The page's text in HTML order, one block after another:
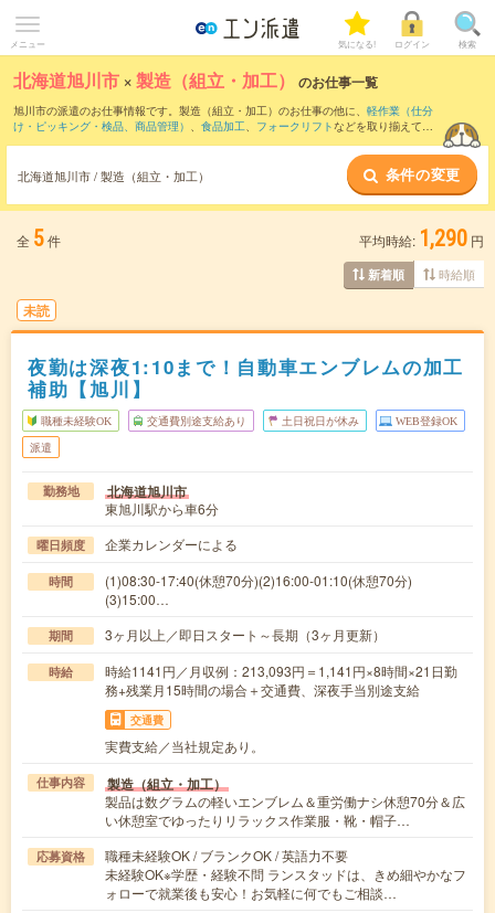
メニュー 気になる! ログイン 検索
北海道旭川市 ×製造（組立・加工） のお仕事一覧
旭川市の派遣のお仕事情報です。製造（組立・加工）のお仕事の他に、 軽作業（仕分
け・ピッキング・検品、商品管理） 、 食品加工、 フォークリフトなどを取り揃えてい
製造（組立・加工）のお仕事とは？とは？
北海道旭川市 / 製造（組立・加工） 条件の変更
全 5件 平均時給: 1,290 円
新着順 時給順
未読
夜勤は深夜1:10まで！自動車エンブレムの加工
補助【旭川】
職種未経験OK 交通費別途支給あり 土日祝日が休み WEB登録OK
派遣
勤務地 北海道旭川市
東旭川駅から車6分
曜日頻度 企業カレンダーによる
時間
(1)08:30-17:40(休憩70分)(2)16:00-01:10(休憩70分)
(3)15:00…
期間 3ヶ月以上／即日スタート～長期（3ヶ月更新）
時給
時給1141円／月収例：213,093円＝1,141円×8時間×21日勤
務+残業月15時間の場合＋交通費、深夜手当別途支給
交通費
実費支給／当社規定あり。
仕事内容 製造（組立・加工）
製品は数グラムの軽いエンブレム＆重労働ナシ休憩70分＆広
い休憩室でゆったりリラックス作業服・靴・帽子…
応募資格
職種未経験OK / ブランクOK / 英語力不要
未経験OK※学歴・経験不問 ランスタッドは、きめ細やかなフ
ォローで就業後も安心！お気軽に何でもご相談…